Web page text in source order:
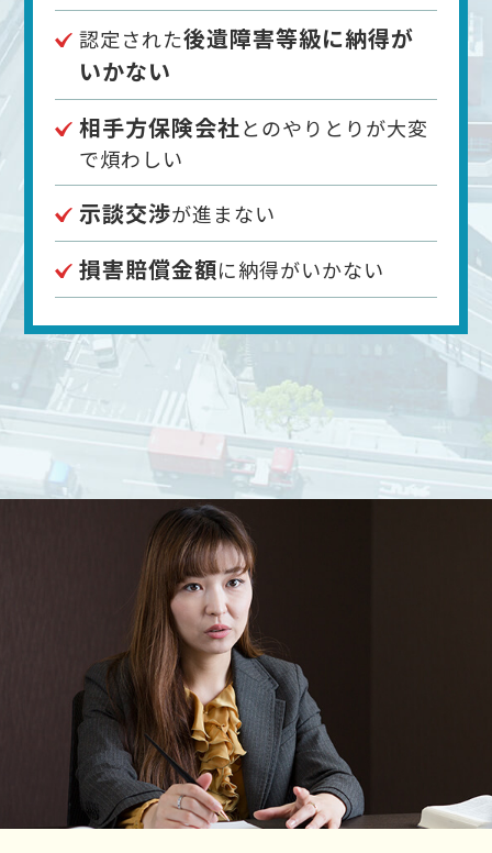
認定された後遺障害等級に納得が
いかない
相手方保険会社とのやりとりが大変
で煩わしい
示談交渉が進まない
損害賠償金額に納得がいかない